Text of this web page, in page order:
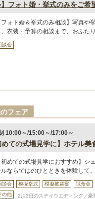
】フォト婚・挙式のみをご希
フォト婚＆挙式のみ相談】写真
、衣装・予算の相談まで、おふた
談会
フェア
10:00～/15:00～/17:00～
めての式場見学に】ホテル
初めての式場見学におすすめ】
ルならではのひとときを体験して
談会 模擬挙式 模擬披露宴
試食会
の他
2泊3日のステイウエディング／